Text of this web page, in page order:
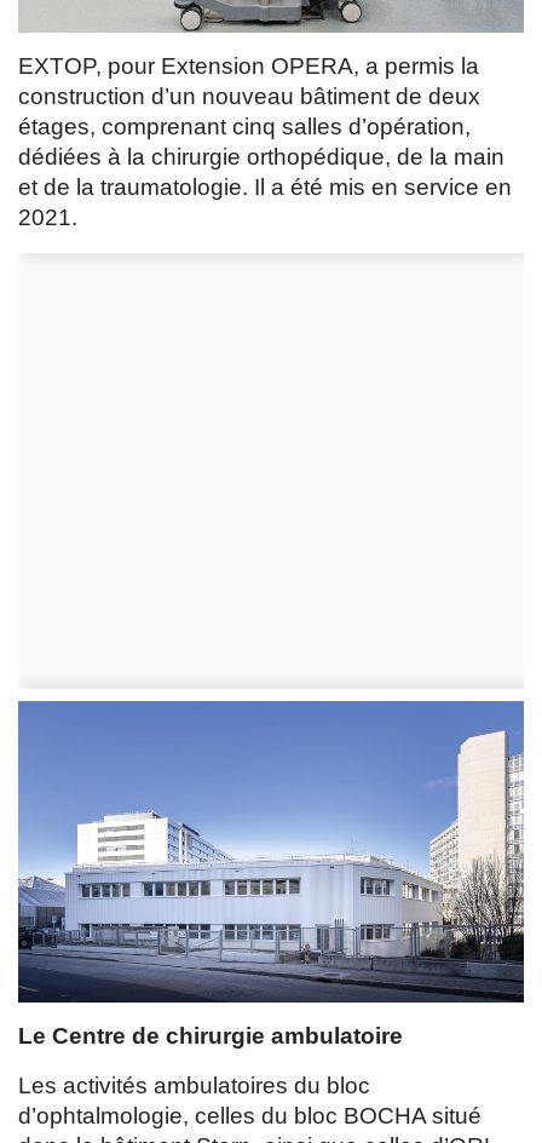
EXTOP, pour Extension OPERA, a permis la
construction d’un nouveau bâtiment de deux
étages, comprenant cinq salles d’opération,
dédiées à la chirurgie orthopédique, de la main
et de la traumatologie. Il a été mis en service en
2021.
Le Centre de chirurgie ambulatoire
Les activités ambulatoires du bloc
d’ophtalmologie, celles du bloc BOCHA situé